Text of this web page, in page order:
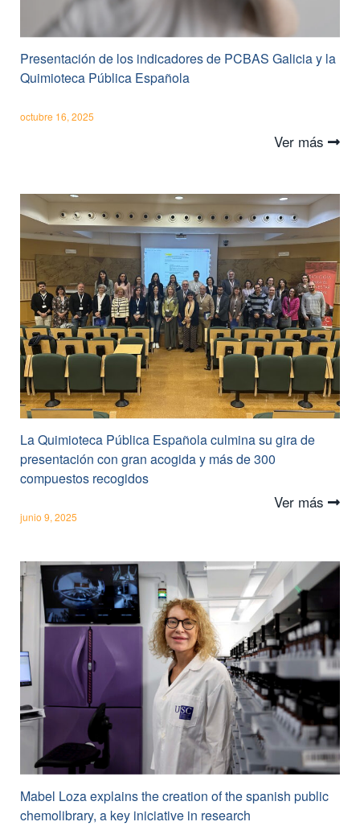
Presentación de los indicadores de PCBAS Galicia y la
Quimioteca Pública Española
octubre 16, 2025
Ver más
La Quimioteca Pública Española culmina su gira de
presentación con gran acogida y más de 300
compuestos recogidos
junio 9, 2025
Ver más
Mabel Loza explains the creation of the spanish public
chemolibrary, a key iniciative in research